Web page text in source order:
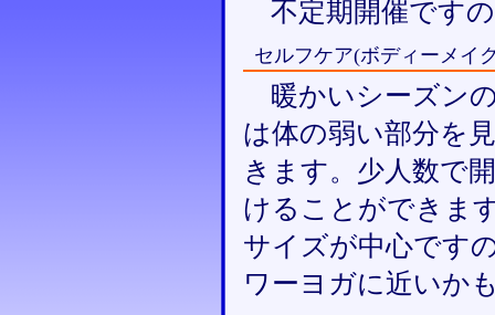
不定期開催です
セルフケア(ボディーメイ
暖かいシーズン
は体の弱い部分を
きます。少人数で
けることができま
サイズが中心です
ワーヨガに近いか